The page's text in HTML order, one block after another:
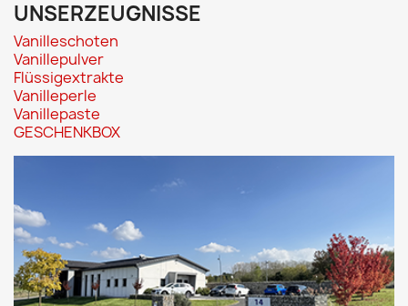
UNSERZEUGNISSE
Vanilleschoten
Vanillepulver
Flüssigextrakte
Vanilleperle
Vanillepaste
GESCHENKBOX